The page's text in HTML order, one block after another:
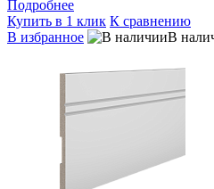
Подробнее
Купить в 1 клик К сравнению
В избранное
В